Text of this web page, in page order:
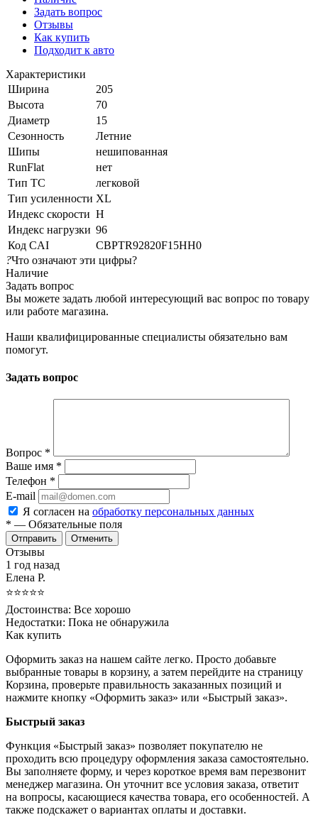
Задать вопрос
Отзывы
Как купить
Подходит к авто
Характеристики
Ширина
205
Высота
70
Диаметр
15
Сезонность
Летние
Шипы
нешипованная
RunFlat
нет
Тип ТС
легковой
Тип усиленности XL
Индекс скорости H
Индекс нагрузки 96
Код CAI
CBPTR92820F15HH0
?Что означают эти цифры?
Наличие
Задать вопрос
Вы можете задать любой интересующий вас вопрос по товару
или работе магазина.
Наши квалифицированные специалисты обязательно вам
помогут.
Задать вопрос
Вопрос *
Ваше имя *
Телефон *
E-mail
Я согласен на обработку персональных данных
* — Обязательные поля
Отменить
Отзывы
1 год назад
Елена Р.
⭐⭐⭐⭐⭐
Достоинства: Все хорошо
Недостатки: Пока не обнаружила
Как купить
Оформить заказ на нашем сайте легко. Просто добавьте
выбранные товары в корзину, а затем перейдите на страницу
Корзина, проверьте правильность заказанных позиций и
нажмите кнопку «Оформить заказ» или «Быстрый заказ».
Быстрый заказ
Функция «Быстрый заказ» позволяет покупателю не
проходить всю процедуру оформления заказа самостоятельно.
Вы заполняете форму, и через короткое время вам перезвонит
менеджер магазина. Он уточнит все условия заказа, ответит
на вопросы, касающиеся качества товара, его особенностей. А
также подскажет о вариантах оплаты и доставки.